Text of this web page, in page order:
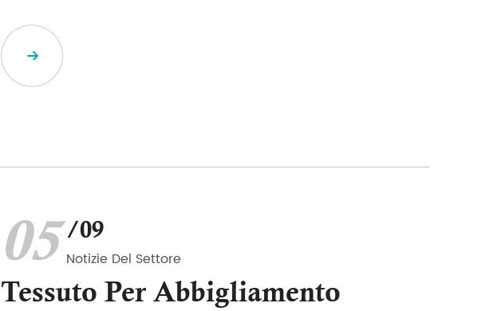
05 /09
Notizie Del Settore
Tessuto Per Abbigliamento